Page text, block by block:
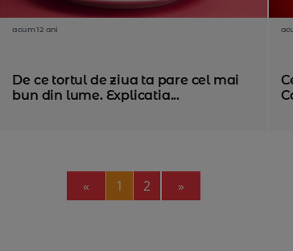
acum 12 ani
De ce tortul de ziua ta pare cel mai
bun din lume. Explicatia...
« Previous
1 2 »